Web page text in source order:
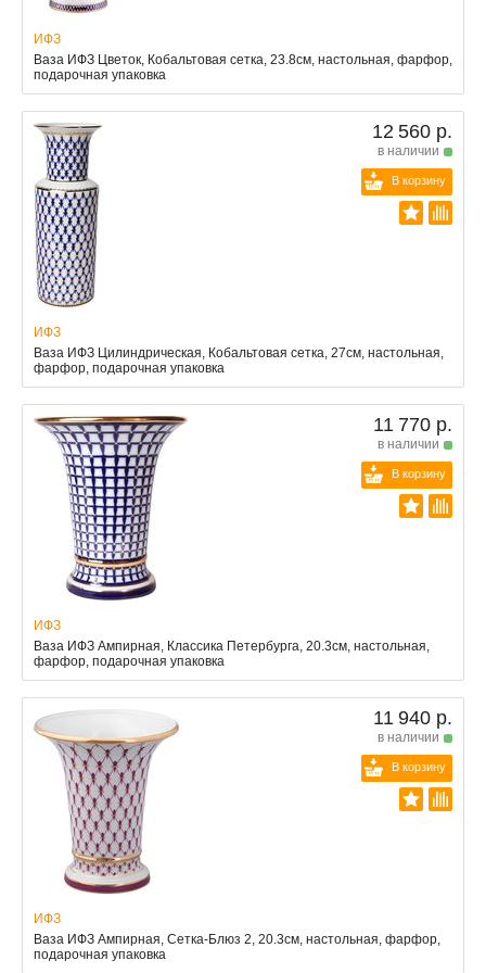
ИФЗ
Ваза ИФЗ Цветок, Кобальтовая сетка, 23.8см, настольная, фарфор,
подарочная упаковка
12 560 р.
в наличии
В корзину
ИФЗ
Ваза ИФЗ Цилиндрическая, Кобальтовая сетка, 27см, настольная,
фарфор, подарочная упаковка
11 770 р.
в наличии
В корзину
ИФЗ
Ваза ИФЗ Ампирная, Классика Петербурга, 20.3см, настольная,
фарфор, подарочная упаковка
11 940 р.
в наличии
В корзину
ИФЗ
Ваза ИФЗ Ампирная, Сетка-Блюз 2, 20.3см, настольная, фарфор,
подарочная упаковка